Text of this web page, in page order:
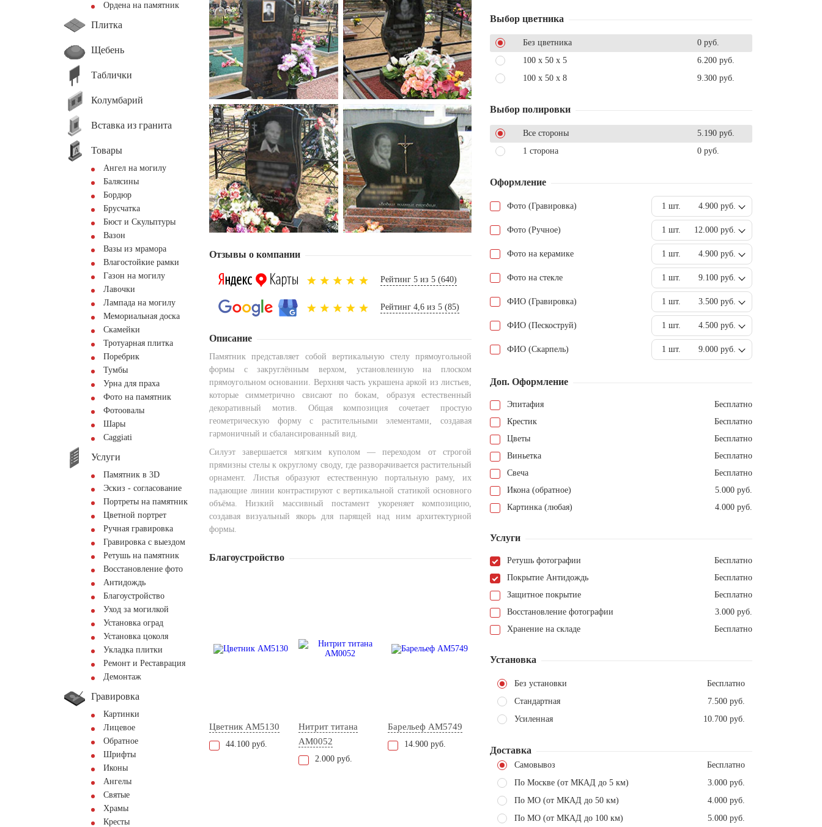
Ордена на памятник
Плитка
Щебень
Таблички
Колумбарий
Вставка из гранита
Товары
Ангел на могилу
Балясины
Бордюр
Брусчатка
Бюст и Скульптуры
Вазон
Вазы из мрамора
Влагостойкие рамки
Газон на могилу
Лавочки
Лампада на могилу
Мемориальная доска
Скамейки
Тротуарная плитка
Поребрик
Тумбы
Урна для праха
Фото на памятник
Фотоовалы
Шары
Сaggiati
Услуги
Памятник в 3D
Эскиз - согласование
Портреты на памятник
Цветной портрет
Ручная гравировка
Гравировка с выездом
Ретушь на памятник
Восстановление фото
Антидождь
Благоустройство
Уход за могилкой
Установка оград
Установка цоколя
Укладка плитки
Ремонт и Реставрация
Демонтаж
Гравировка
Картинки
Лицевое
Обратное
Шрифты
Иконы
Ангелы
Святые
Храмы
Кресты
Отзывы о компании
Рейтинг 5 из 5 (640)
Рейтинг 4,6 из 5 (85)
Описание
Памятник представляет собой вертикальную стелу прямоугольной
формы с закруглённым верхом, установленную на плоском
прямоугольном основании. Верхняя часть украшена аркой из листьев,
которые симметрично свисают по бокам, образуя естественный
декоративный мотив. Общая композиция сочетает простую
геометрическую форму с растительными элементами, создавая
гармоничный и сбалансированный вид.
Силуэт завершается мягким куполом — переходом от строгой
прямизны стелы к округлому своду, где разворачивается растительный
орнамент. Листья образуют естественную портальную раму, их
падающие линии контрастируют с вертикальной статикой основного
объёма. Низкий массивный постамент укореняет композицию,
создавая визуальный якорь для парящей над ним архитектурной
формы.
Благоустройство
Цветник AM5130
44.100 руб.
Нитрит титана
AM0052
2.000 руб.
Барельеф AM5749
14.900 руб.
Выбор цветника
Без цветника
0 руб.
100 x 50 x 5
6.200 руб.
100 x 50 x 8
9.300 руб.
Выбор полировки
Все стороны
5.190 руб.
1 сторона
0 руб.
Оформление
Фото (Гравировка) 1 шт. 4.900 руб.
Фото (Ручное) 1 шт. 12.000 руб.
Фото на керамике 1 шт. 4.900 руб.
Фото на стекле 1 шт. 9.100 руб.
ФИО (Гравировка) 1 шт. 3.500 руб.
ФИО (Пескоструй) 1 шт. 4.500 руб.
ФИО (Скарпель) 1 шт. 9.000 руб.
Доп. Оформление
Эпитафия
Бесплатно
Крестик
Бесплатно
Цветы
Бесплатно
Виньетка
Бесплатно
Свеча
Бесплатно
Икона (обратное)
5.000 руб.
Картинка (любая)
4.000 руб.
Услуги
Ретушь фотографии
Бесплатно
Покрытие Антидождь
Бесплатно
Защитное покрытие
Бесплатно
Восстановление фотографии
3.000 руб.
Хранение на складе
Бесплатно
Установка
Без установки
Бесплатно
Стандартная
7.500 руб.
Усиленная
10.700 руб.
Доставка
Самовывоз
Бесплатно
По Москве (от МКАД до 5 км)
3.000 руб.
По МО (от МКАД до 50 км)
4.000 руб.
По МО (от МКАД до 100 км)
5.000 руб.